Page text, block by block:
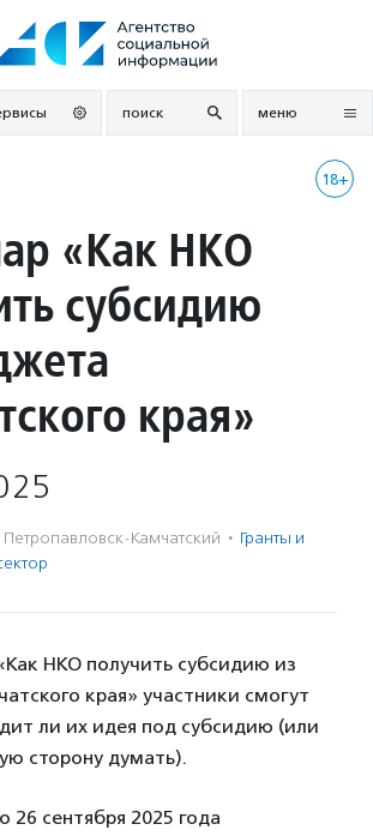
поиск меню
18+
«Как НКО
субсидию
края»
Петропавловск-Камчатский · Гранты и
НКО получить субсидию из
края» участники смогут
ли их идея под субсидию (или
сторону думать).
26 сентября 2025 года